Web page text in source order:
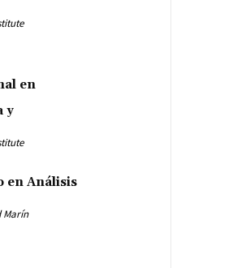
en
y
en Análisis
Marín